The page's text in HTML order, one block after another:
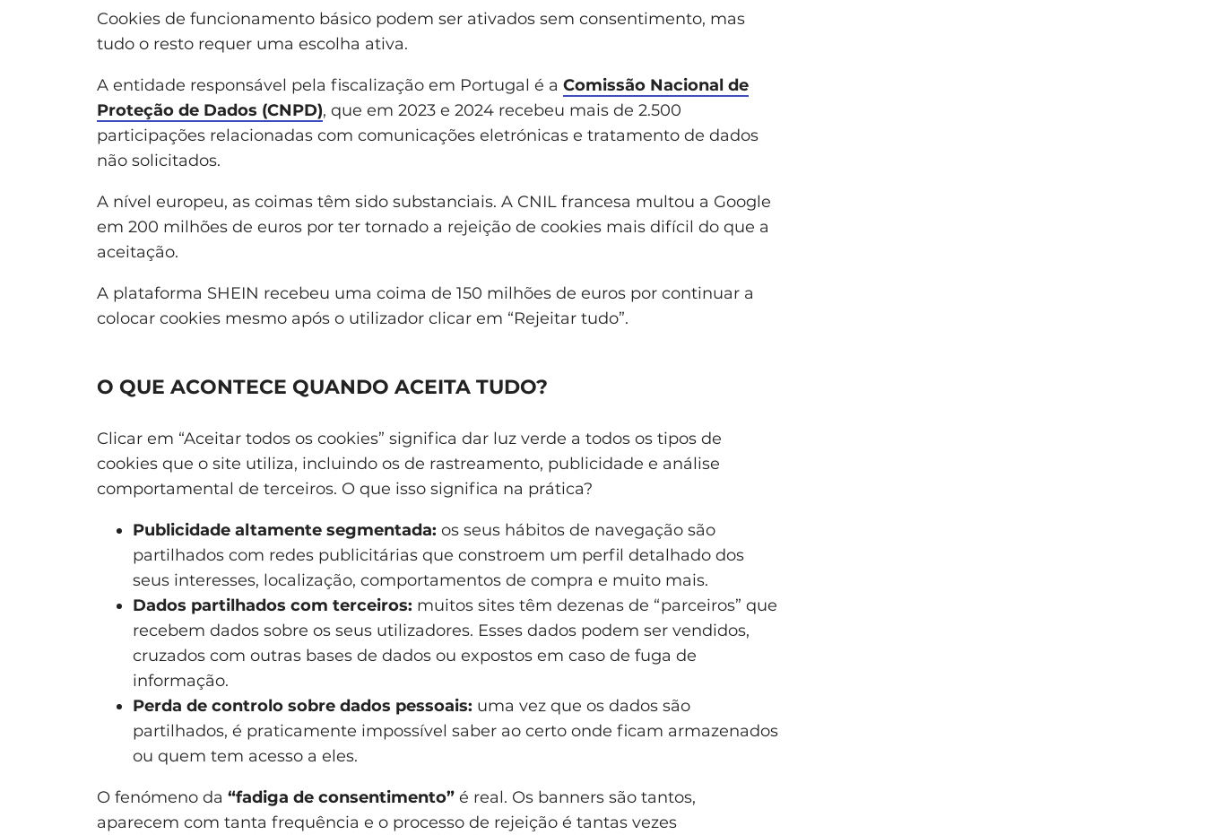
Cookies de funcionamento básico podem ser ativados sem consentimento, mas
tudo o resto requer uma escolha ativa.
A entidade responsável pela fiscalização em Portugal é a Comissão Nacional de
Proteção de Dados (CNPD), que em 2023 e 2024 recebeu mais de 2.500
participações relacionadas com comunicações eletrónicas e tratamento de dados
não solicitados.
A nível europeu, as coimas têm sido substanciais. A CNIL francesa multou a Google
em 200 milhões de euros por ter tornado a rejeição de cookies mais difícil do que a
aceitação.
A plataforma SHEIN recebeu uma coima de 150 milhões de euros por continuar a
colocar cookies mesmo após o utilizador clicar em “Rejeitar tudo”.
O QUE ACONTECE QUANDO ACEITA TUDO?
Clicar em “Aceitar todos os cookies” significa dar luz verde a todos os tipos de
cookies que o site utiliza, incluindo os de rastreamento, publicidade e análise
comportamental de terceiros. O que isso significa na prática?
Publicidade altamente segmentada: os seus hábitos de navegação são
partilhados com redes publicitárias que constroem um perfil detalhado dos
seus interesses, localização, comportamentos de compra e muito mais.
Dados partilhados com terceiros: muitos sites têm dezenas de “parceiros” que
recebem dados sobre os seus utilizadores. Esses dados podem ser vendidos,
cruzados com outras bases de dados ou expostos em caso de fuga de
informação.
Perda de controlo sobre dados pessoais: uma vez que os dados são
partilhados, é praticamente impossível saber ao certo onde ficam armazenados
ou quem tem acesso a eles.
O fenómeno da “fadiga de consentimento” é real. Os banners são tantos,
aparecem com tanta frequência e o processo de rejeição é tantas vezes